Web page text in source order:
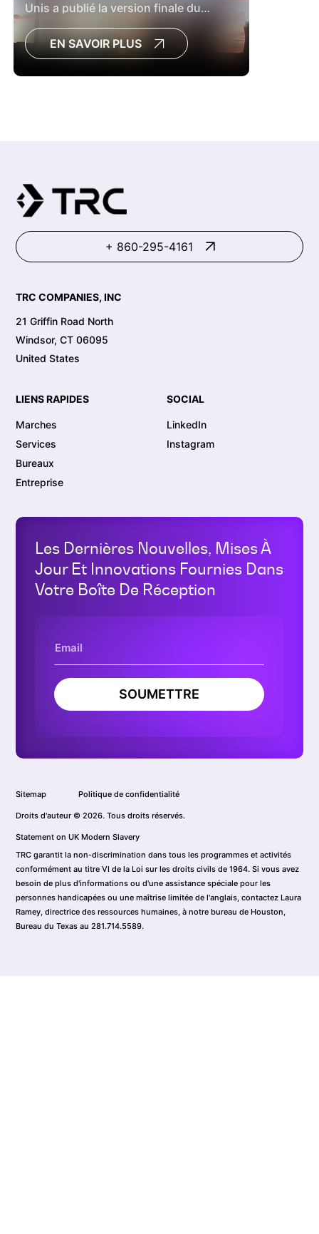
Unis a publié la version finale du
Système de gestion des déchets
dangereux et solides : Élimination des
EN SAVOIR PLUS
+ 860-295-4161
TRC COMPANIES, INC
21 Griffin Road North
Windsor, CT 06095
United States
LIENS RAPIDES
Marches
Services
Bureaux
Entreprise
SOCIAL
LinkedIn
Instagram
Les Dernières Nouvelles, Mises À
Jour Et Innovations Fournies Dans
Votre Boîte De Réception
SOUMETTRE
Sitemap Politique de confidentialité
Droits d'auteur © 2026. Tous droits réservés.
Statement on UK Modern Slavery
TRC garantit la non-discrimination dans tous les programmes et activités
conformément au titre VI de la Loi sur les droits civils de 1964. Si vous avez
besoin de plus d'informations ou d'une assistance spéciale pour les
personnes handicapées ou une maîtrise limitée de l'anglais, contactez Laura
Ramey, directrice des ressources humaines, à notre bureau de Houston,
Bureau du Texas au 281.714.5589.